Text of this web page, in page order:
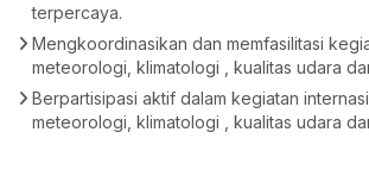
terpercaya.
Mengkoordinasikan dan memfasilitasi
meteorologi, klimatologi , kualitas udara
Berpartisipasi aktif dalam kegiatan
meteorologi, klimatologi , kualitas udara